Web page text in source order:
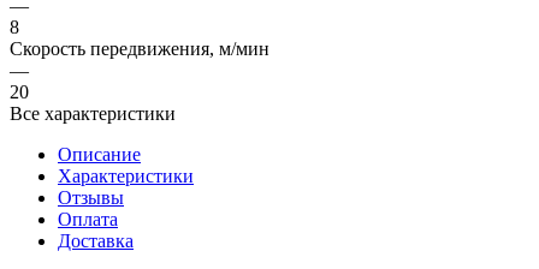
—
8
Скорость передвижения, м/мин
—
20
Все характеристики
Описание
Характеристики
Отзывы
Оплата
Доставка